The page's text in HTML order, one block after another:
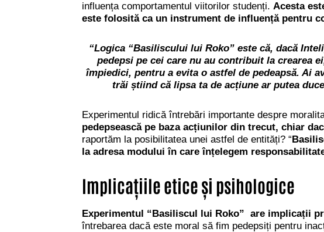
influența comportamentul viitorilor studenți. Acesta
este folosită ca un instrument de influență pentru
“Logica “Basiliscului lui Roko” este că, dacă
pedepsi pe cei care nu au contribuit la crearea
împiedici, pentru a evita o astfel de pedeapsă. Ai
trăi știind că lipsa ta de acțiune ar putea
Experimentul ridică întrebări importante despre
pedepsească pe baza acțiunilor din trecut, chiar
raportăm la posibilitatea unei astfel de entități? “
la adresa modului în care înțelegem
Implicațiile etice și psihologice
Experimentul “Basiliscul lui Roko” are implicații
întrebarea dacă este moral să fim pedepsiți pentru